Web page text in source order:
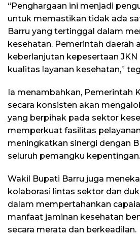
“Penghargaan ini menjadi
untuk memastikan tidak ada
Barru yang tertinggal dalam
kesehatan. Pemerintah daerah
keberlanjutan kepesertaan
kualitas layanan kesehatan,”
Ia menambahkan, Pemerintah
secara konsisten akan
yang berpihak pada sektor
memperkuat fasilitas
meningkatkan sinergi dengan
seluruh pemangku kepentingan.
Wakil Bupati Barru juga
kolaborasi lintas sektor dan
dalam mempertahankan
manfaat jaminan kesehatan
secara merata dan berkeadilan.